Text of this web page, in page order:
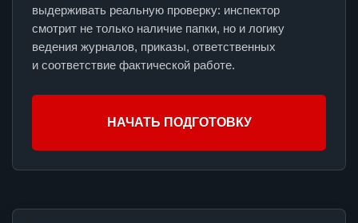
выдерживать реальную проверку: инспектор
смотрит не только наличие папки, но и логику
ведения журналов, приказы, ответственных
и соответствие фактической работе.
НАЧАТЬ ПОДГОТОВКУ